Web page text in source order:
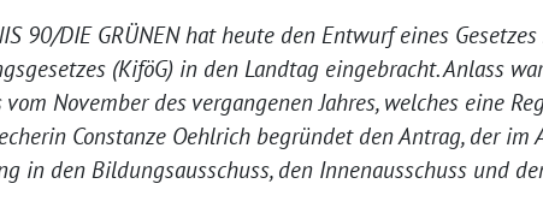
90/DIE GRÜNEN hat heute den Entwurf eines
(KiföG) in den Landtag eingebracht. Anlass
November des vergangenen Jahres, welches eine
Constanze Oehlrich begründet den Antrag, der im
in den Bildungsausschuss, den Innenausschuss und